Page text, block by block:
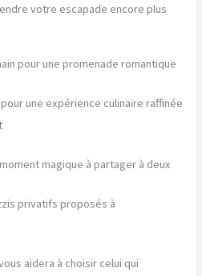
votre escapade encore plus
pour une promenade romantique
une expérience culinaire raffinée
magique à partager à deux
privatifs proposés à
aidera à choisir celui qui